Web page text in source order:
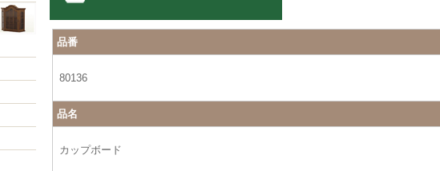
品番
80136
品名
カップボード